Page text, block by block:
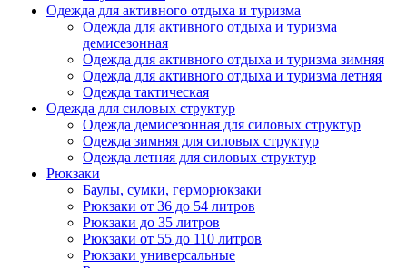
Одежда для активного отдыха и туризма
Одежда для активного отдыха и туризма
демисезонная
Одежда для активного отдыха и туризма зимняя
Одежда для активного отдыха и туризма летняя
Одежда тактическая
Одежда для силовых структур
Одежда демисезонная для силовых структур
Одежда зимняя для силовых структур
Одежда летняя для силовых структур
Рюкзаки
Баулы, сумки, герморюкзаки
Рюкзаки от 36 до 54 литров
Рюкзаки до 35 литров
Рюкзаки от 55 до 110 литров
Рюкзаки универсальные